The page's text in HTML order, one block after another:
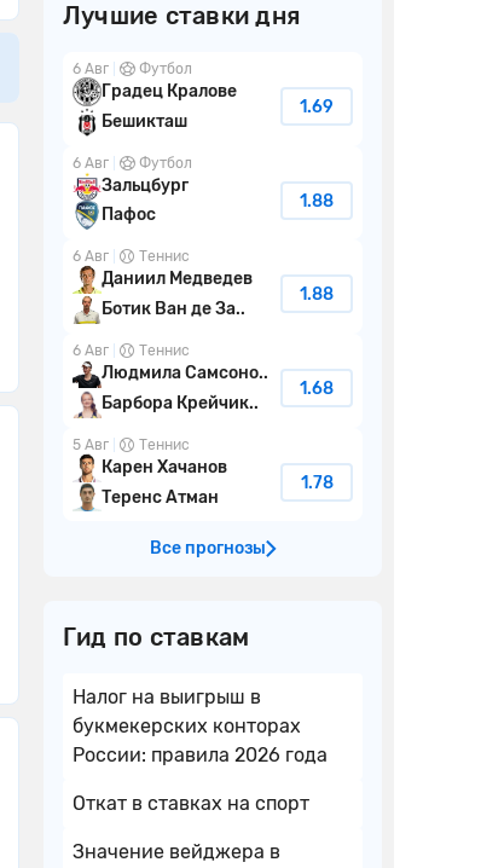
Лучшие ставки дня
6 Авг Футбол
Градец Кралове
Бешикташ
1.69
6 Авг Футбол
Зальцбург
Пафос
1.88
6 Авг Теннис
Даниил Медведев
Ботик Ван де За..
1.88
6 Авг Теннис
Людмила Самсоно..
Барбора Крейчик..
1.68
5 Авг Теннис
Карен Хачанов
Теренс Атман
1.78
Все прогнозы
Гид по ставкам
Налог на выигрыш в
букмекерских конторах
России: правила 2026 года
Откат в ставках на спорт
Значение вейджера в